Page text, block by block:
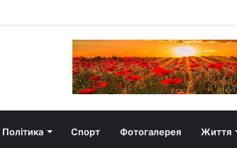
Політика Спорт Фотогалерея Життя